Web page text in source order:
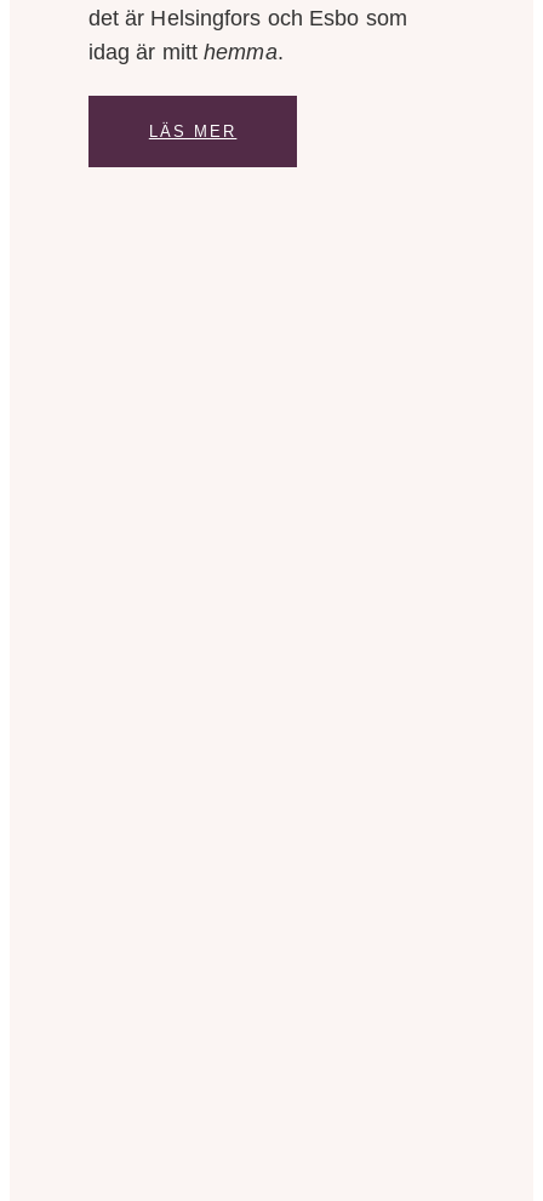
det är Helsingfors och Esbo som
idag är mitthemma.
LÄS MER